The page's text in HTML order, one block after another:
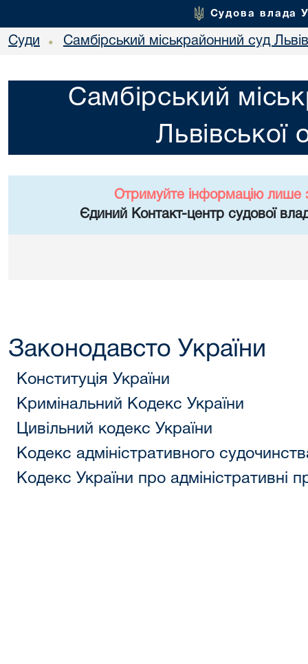
Судова влада
Суди • Самбірський міськрайонний суд
Самбірський
Львівської
Отримуйте інформацію лише
Єдиний Контакт-центр судової
Законодавсто України
Конституція України
Кримінальний Кодекс України
Цивільний кодекс України
Кодекс адміністративного
Кодекс України про адміністративні